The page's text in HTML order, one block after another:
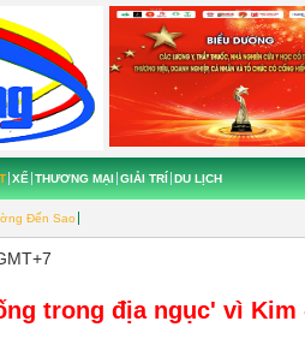
Đến Sao
XẾ THƯƠNG MẠI GIẢI TRÍ DU LỊCH
trong địa ngục' vì Kim